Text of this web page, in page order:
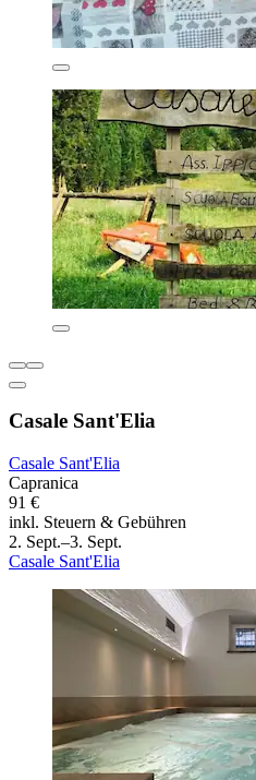
Casale Sant'Elia
Casale Sant'Elia
Capranica
91 €
inkl. Steuern & Gebühren
2. Sept.–3. Sept.
Casale Sant'Elia